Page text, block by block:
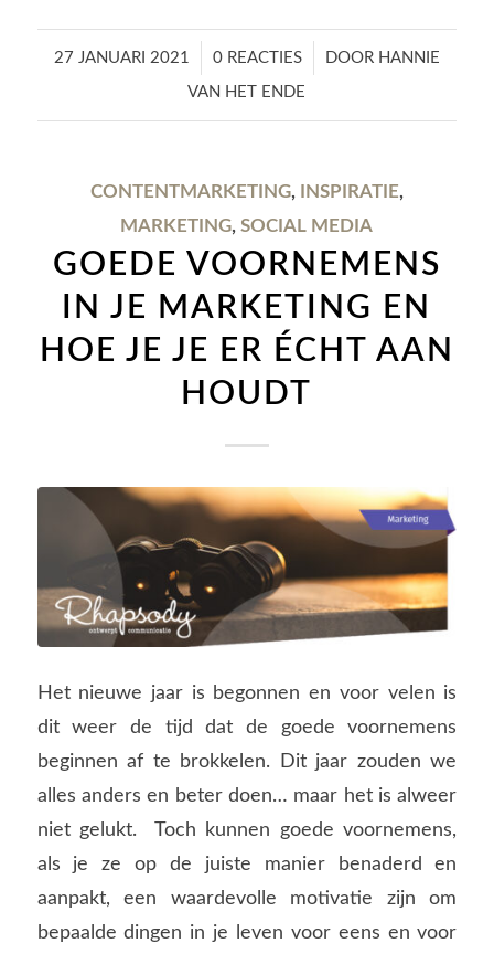
27 JANUARI 2021
/ 0 REACTIES
/ DOOR HANNIE
VAN HET ENDE
CONTENTMARKETING, INSPIRATIE,
MARKETING,SOCIAL MEDIA
GOEDE VOORNEMENS
IN JE MARKETING EN
HOE JE JE ER ÉCHT AAN
HOUDT
Het nieuwe jaar is begonnen en voor velen is
dit weer de tijd dat de goede voornemens
beginnen af te brokkelen. Dit jaar zouden we
alles anders en beter doen… maar het is alweer
niet gelukt. Toch kunnen goede voornemens,
als je ze op de juiste manier benaderd en
aanpakt, een waardevolle motivatie zijn om
bepaalde dingen in je leven voor eens en voor